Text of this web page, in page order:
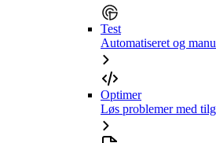
Test
Automatiseret og
Optimer
Løs problemer med